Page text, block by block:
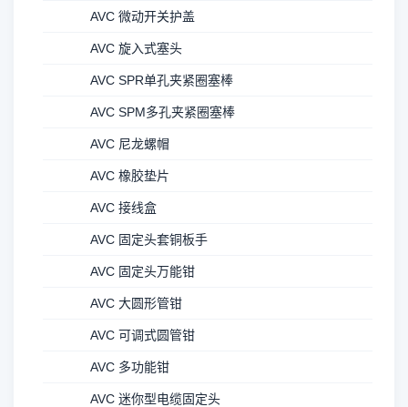
AVC 微动开关护盖
AVC 旋入式塞头
AVC SPR单孔夹紧圈塞棒
AVC SPM多孔夹紧圈塞棒
AVC 尼龙螺帽
AVC 橡胶垫片
AVC 接线盒
AVC 固定头套铜板手
AVC 固定头万能钳
AVC 大圆形管钳
AVC 可调式圆管钳
AVC 多功能钳
AVC 迷你型电缆固定头